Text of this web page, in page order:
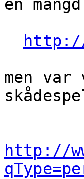
en
http://
men
http://